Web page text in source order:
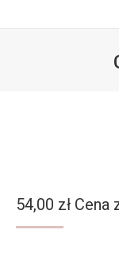
54,00 zł Cena